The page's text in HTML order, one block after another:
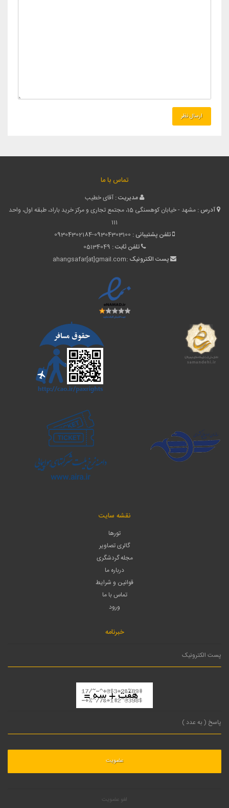
تماس با ما
مدیریت : آقای خطیب
آدرس :
مشهد - خیابان کوهسنگی 15، مجتمع تجاری و مرکز خرید باراد، طبقه اول، واحد
111
تلفن پشتیبانی : 09304302184-09304303100
تلفن ثابت : 05134049
پست الکترونیک :ahangsafar[at]gmail.com
نقشه سایت
تورها
گالری تصاویر
مجله گردشگری
درباره ما
قوانین و شرایط
تماس با ما
ورود
خبرنامه
لغو عضویت